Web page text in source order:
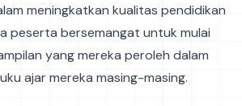
meningkatkan kualitas pendidikan
peserta bersemangat untuk mulai
yang mereka peroleh dalam
ajar mereka masing-masing.